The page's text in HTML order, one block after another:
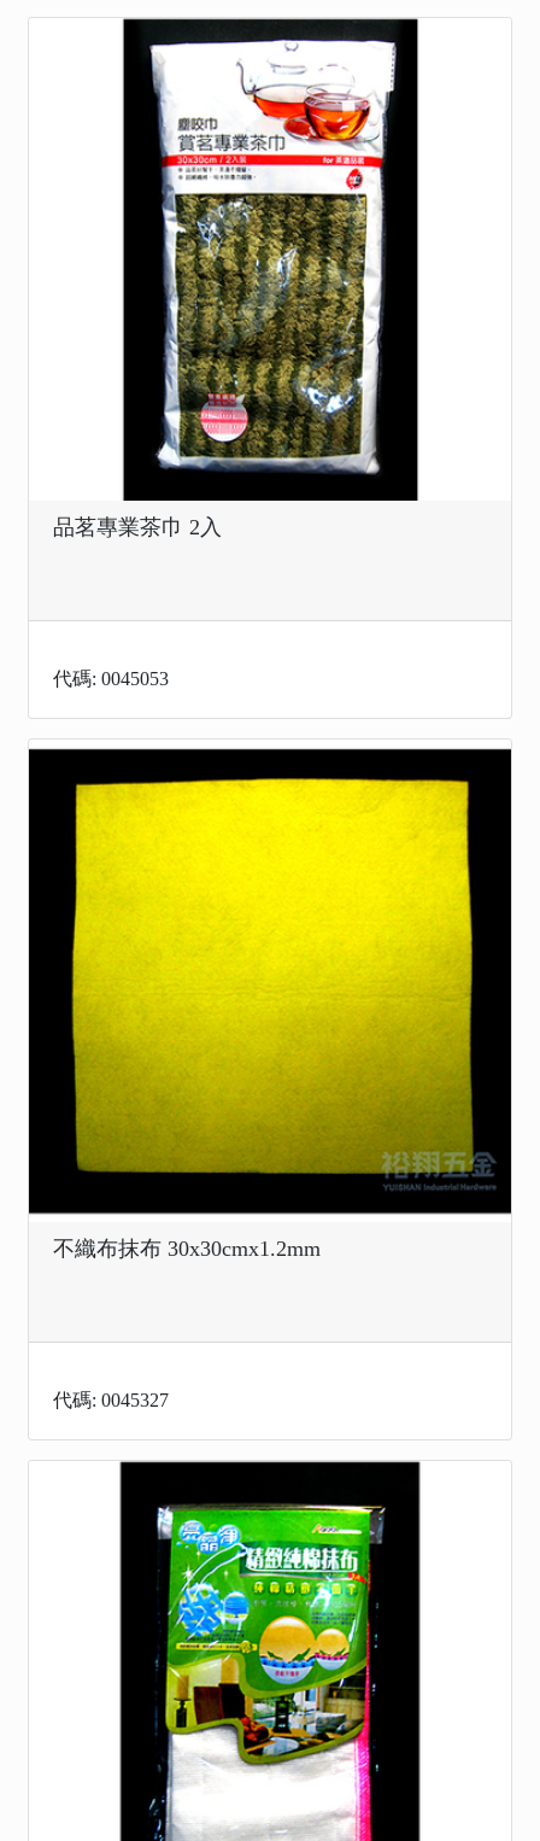
品茗專業茶巾 2入
代碼: 0045053
不織布抹布 30x30cmx1.2mm
代碼: 0045327